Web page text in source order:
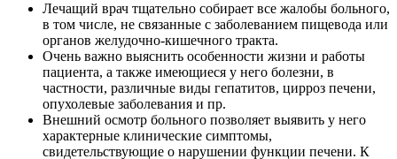
Лечащий врач тщательно собирает все жалобы больного,
в том числе, не связанные с заболеванием пищевода или
органов желудочно-кишечного тракта.
Очень важно выяснить особенности жизни и работы
пациента, а также имеющиеся у него болезни, в
частности, различные виды гепатитов, цирроз печени,
опухолевые заболевания и пр.
Внешний осмотр больного позволяет выявить у него
характерные клинические симптомы,
свидетельствующие о нарушении функции печени. К